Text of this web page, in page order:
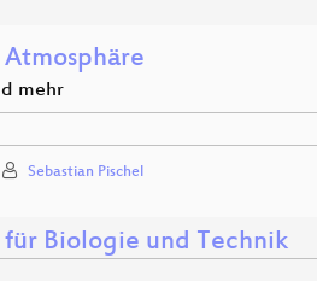
mehr
Sebastian Pischel
Biologie und Technik